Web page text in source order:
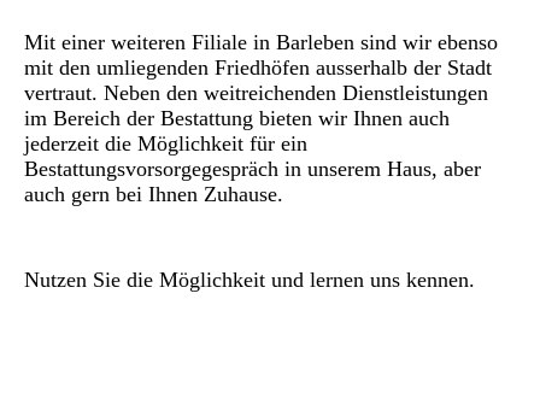
Mit einer weiteren Filiale in Barleben sind wir ebenso
mit den umliegenden Friedhöfen ausserhalb der Stadt
vertraut. Neben den weitreichenden Dienstleistungen
im Bereich der Bestattung bieten wir Ihnen auch
jederzeit die Möglichkeit für ein
Bestattungsvorsorgegespräch in unserem Haus, aber
auch gern bei Ihnen Zuhause.
Nutzen Sie die Möglichkeit und lernen uns kennen.